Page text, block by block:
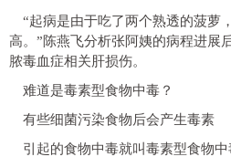
“起病是由于吃了两个熟透的菠萝
高。”陈燕飞分析张阿姨的病程进展
脓毒血症相关肝损伤。
难道是毒素型食物中毒？
有些细菌污染食物后会产生毒素
引起的食物中毒就叫毒素型食物中